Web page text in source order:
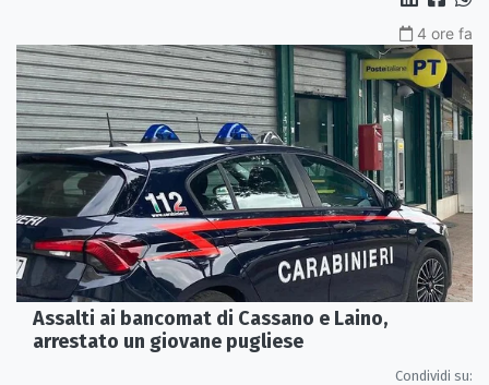
4 ore fa
Assalti ai bancomat di Cassano e Laino,
arrestato un giovane pugliese
Condividi su: